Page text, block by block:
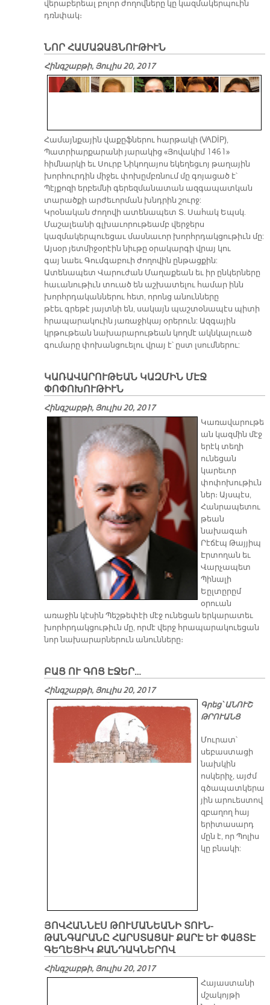
վերաբերեալ բոլոր ժողովները կը կազմակերպուին
դռնփակ։
ՆՈՐ ՀԱՄԱՁԱՅՆՈՒԹԻՒՆ
Հինգշաբթի, Յուլիս 20, 2017
Համայնքային վաքըֆներու հարթակի (VADİP),
Պատրիարքարանի յարակից «Յովակիմ 1461»
հիմնարկի եւ Սուրբ Նիկողայոս եկեղեցւոյ թաղային
խորհուրդին միջեւ փոխըմբռնում մը գոյացած է՝
Պէյքոզի երբեմնի գերեզմանատան ազգապատկան
տարածքի արժեւորման խնդրին շուրջ:
Կրօնական ժողովի ատենապետ Տ. Սահակ Եպսկ.
Մաշալեանի գլխաւորութեամբ վերջերս
կազմակերպուեցաւ մասնաւոր խորհրդակցութիւն մը:
Այսօր յետմիջօրէին նիւթը օրակարգի վրայ կու
գայ նաեւ Գումգաբուի ժողովին ընթացքին:
Ատենապետ Վարուժան Մաղաքեան եւ իր ընկերները
հաւանութիւն տուած են աշխատելու համար ինն
խորհրդականներու հետ, որոնց անունները
թէեւ գրեթէ յայտնի են, սակայն պաշտօնապէս պիտի
հրապարակուին յառաջիկայ օրերուն: Ազգային
կրթութեան նախարարութեան կողմէ ակնկալուած
գումարը փոխանցուելու վրայ է՝ ըստ լսումներու:
ԿԱՌԱՎԱՐՈՒԹԵԱՆ ԿԱԶՄԻՆ ՄԷՋ
ՓՈՓՈԽՈՒԹԻՒՆ
Հինգշաբթի, Յուլիս 20, 2017
Կառավարութե
ան կազմին մէջ
երէկ տեղի
ունեցան
կարեւոր
փոփոխութիւն
ներ։ Այսպէս,
Հանրապետու
թեան
նախագահ
Րէճէպ Թայյիպ
Էրտողան եւ
Վարչապետ
Պինալի
Եըլտըրըմ
օրուան
առաջին կէսին Պեշթեփէի մէջ ունեցան երկարատեւ
խորհրդակցութիւն մը, որմէ վերջ հրապարակուեցան
նոր նախարարներուն անունները։
ԲԱՑ ՈՒ ԳՈՑ ԷՋԵՐ…
Հինգշաբթի, Յուլիս 20, 2017
Գրեց՝ ԱՆՈՒՇ
ԹՐՈՒԱՆՑ
Մուրատ՝
սեբաստացի
նախկին
ոսկերիչ, այժմ
գծապատկերա
յին արուեստով
զբաղող հայ
երիտասարդ
մըն է, որ Պոլիս
կը բնակի:
ՅՈՎՀԱՆՆԷՍ ԹՈՒՄԱՆԵԱՆԻ ՏՈՒՆ-
ԹԱՆԳԱՐԱՆԸ ՀԱՐՍՏԱՑԱՒ ՔԱՐԷ ԵՒ ՓԱՅՏԷ
ԳԵՂԵՑԻԿ ՔԱՆԴԱԿՆԵՐՈՎ
Հինգշաբթի, Յուլիս 20, 2017
Հայաստանի
մշակոյթի